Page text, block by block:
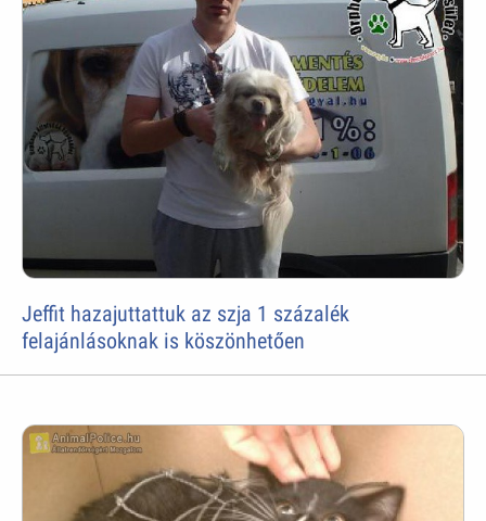
Jeffit hazajuttattuk az szja 1 százalék
felajánlásoknak is köszönhetően